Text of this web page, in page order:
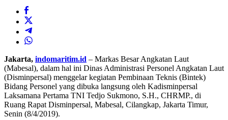
Jakarta, indomaritim.id – Markas Besar Angkatan Laut
(Mabesal), dalam hal ini Dinas Administrasi Personel Angkatan Laut
(Disminpersal) menggelar kegiatan Pembinaan Teknis (Bintek)
Bidang Personel yang dibuka langsung oleh Kadisminpersal
Laksamana Pertama TNI Tedjo Sukmono, S.H., CHRMP., di
Ruang Rapat Disminpersal, Mabesal, Cilangkap, Jakarta Timur,
Senin (8/4/2019).